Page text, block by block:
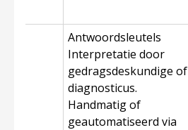
Antwoordsleutels
Interpretatie door
gedragsdeskundige of
diagnosticus.
Handmatig of
geautomatiseerd via